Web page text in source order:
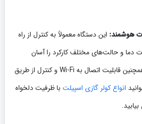
هوشمند: این دستگاه معمولاً به کنترل از راه
دما و حالت‌های مختلف کارکرد را آسان
می‌کند. برخی از مدل‌ها همچنین قابلیت اتصال به Wi-Fi و کنترل از طریق
انواع کولر گازی اسپیلت با ظرفیت دلخواه